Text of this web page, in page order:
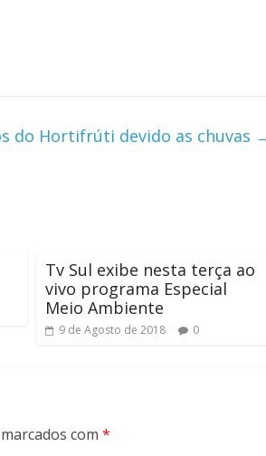
do Hortifrúti devido as chuvas
Tv Sul exibe nesta terça ao
vivo programa Especial
Meio Ambiente
9 de Agosto de 2018 0
com *